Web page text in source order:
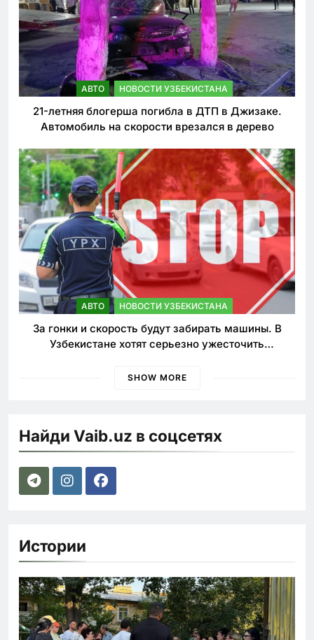
АВТО НОВОСТИ УЗБЕКИСТАНА
21-летняя блогерша погибла в ДТП в Джизаке.
Автомобиль на скорости врезался в дерево
АВТО НОВОСТИ УЗБЕКИСТАНА
За гонки и скорость будут забирать машины. В
Узбекистане хотят серьезно ужесточить
SHOW MORE
Найди Vaib.uz в соцсетях
Истории